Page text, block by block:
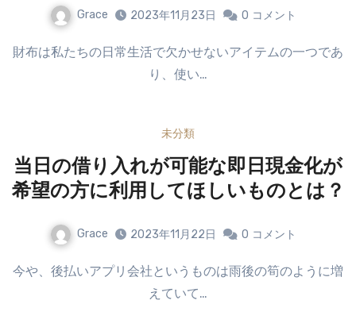
Grace 2023年11月23日 0 コメント
財布は私たちの日常生活で欠かせないアイテムの一つであ
り、使い…
未分類
当日の借り入れが可能な即日現金化が
希望の方に利用してほしいものとは？
Grace 2023年11月22日 0 コメント
今や、後払いアプリ会社というものは雨後の筍のように増
えていて…